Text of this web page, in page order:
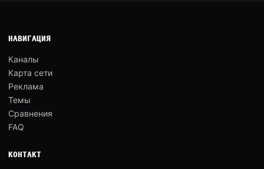
НАВИГАЦИЯ
Каналы
Карта сети
Реклама
Темы
Сравнения
FAQ
КОНТАКТ